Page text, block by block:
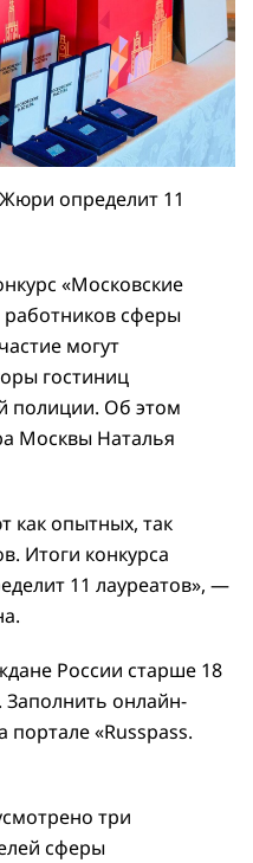
определит 11
«Московские
работников сферы
могут
гостиниц
полиции. Об этом
Москвы Наталья
как опытных, так
Итоги конкурса
11 лауреатов», —
России старше 18
онлайн-
«Russpass.
три
сферы